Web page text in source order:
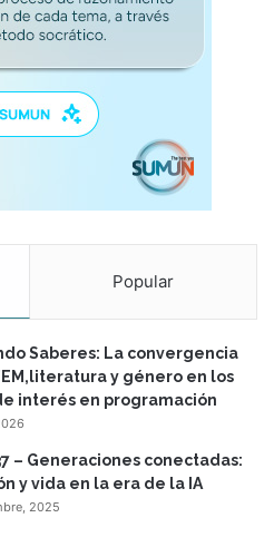
Popular
Saberes: La convergencia
y género en los
interés en programación
– Generaciones conectadas:
y vida en la era de la IA
2025